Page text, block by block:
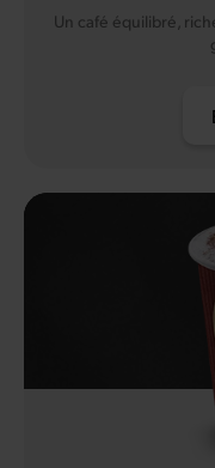
Un café équilibré,